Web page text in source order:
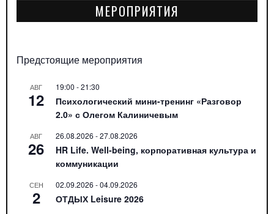
МЕРОПРИЯТИЯ
Предстоящие мероприятия
АВГ
12
19:00 -21:30
Психологический мини-тренинг «Разговор
2.0» с Олегом Калиничевым
АВГ
26
26.08.2026 -27.08.2026
HR Life. Well-being, корпоративная культура и
коммуникации
СЕН
2
02.09.2026 -04.09.2026
ОТДЫХ Leisure 2026